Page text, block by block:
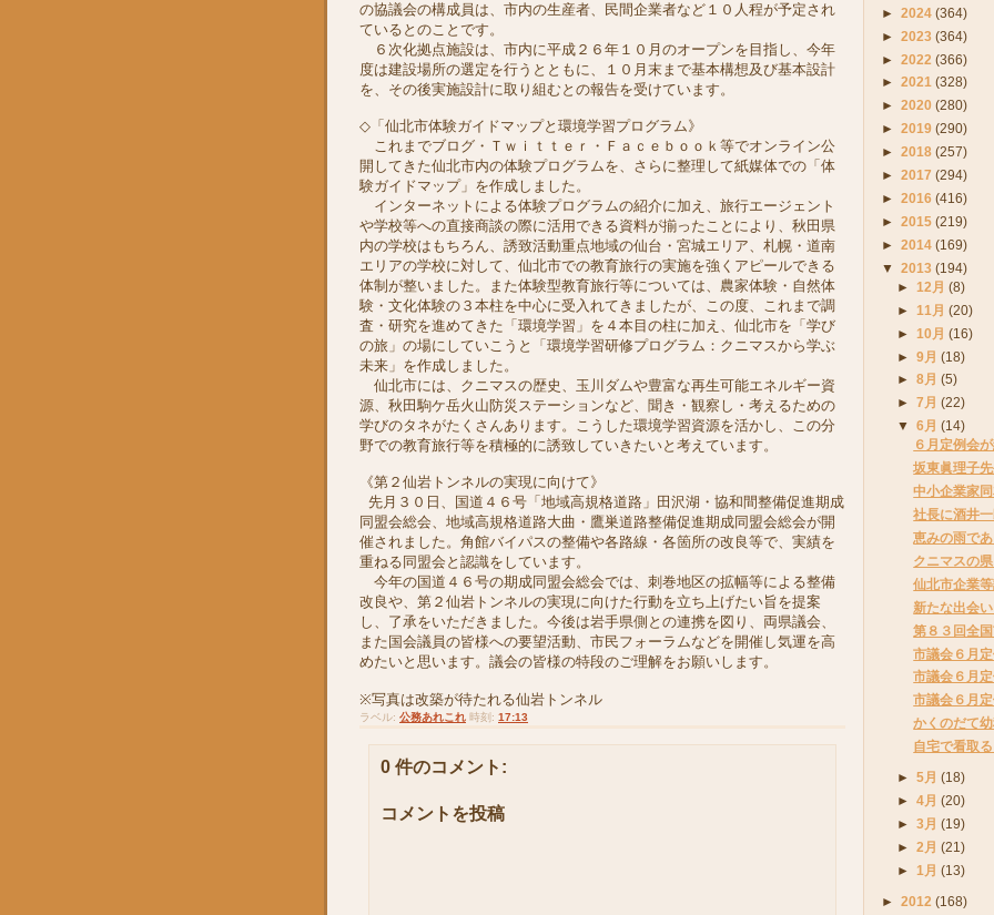
の協議会の構成員は、市内の生産者、民間企業者など１０人程が予定され
ているとのことです。
６次化拠点施設は、市内に平成２６年１０月のオープンを目指し、今年
度は建設場所の選定を行うとともに、１０月末まで基本構想及び基本設計
を、その後実施設計に取り組むとの報告を受けています。
◇「仙北市体験ガイドマップと環境学習プログラム》
これまでブログ・Ｔｗｉｔｔｅｒ・Ｆａｃｅｂｏｏｋ等でオンライン公
開してきた仙北市内の体験プログラムを、さらに整理して紙媒体での「体
験ガイドマップ」を作成しました。
インターネットによる体験プログラムの紹介に加え、旅行エージェント
や学校等への直接商談の際に活用できる資料が揃ったことにより、秋田県
内の学校はもちろん、誘致活動重点地域の仙台・宮城エリア、札幌・道南
エリアの学校に対して、仙北市での教育旅行の実施を強くアピールできる
体制が整いました。また体験型教育旅行等については、農家体験・自然体
験・文化体験の３本柱を中心に受入れてきましたが、この度、これまで調
査・研究を進めてきた「環境学習」を４本目の柱に加え、仙北市を「学び
の旅」の場にしていこうと「環境学習研修プログラム：クニマスから学ぶ
未来」を作成しました。
仙北市には、クニマスの歴史、玉川ダムや豊富な再生可能エネルギー資
源、秋田駒ケ岳火山防災ステーションなど、聞き・観察し・考えるための
学びのタネがたくさんあります。こうした環境学習資源を活かし、この分
野での教育旅行等を積極的に誘致していきたいと考えています。
《第２仙岩トンネルの実現に向けて》
先月３０日、国道４６号「地域高規格道路」田沢湖・協和間整備促進期成
同盟会総会、地域高規格道路大曲・鷹巣道路整備促進期成同盟会総会が開
催されました。角館バイパスの整備や各路線・各箇所の改良等で、実績を
重ねる同盟会と認識をしています。
今年の国道４６号の期成同盟会総会では、刺巻地区の拡幅等による整備
改良や、第２仙岩トンネルの実現に向けた行動を立ち上げたい旨を提案
し、了承をいただきました。今後は岩手県側との連携を図り、両県議会、
また国会議員の皆様への要望活動、市民フォーラムなどを開催し気運を高
めたいと思います。議会の皆様の特段のご理解をお願いします。
※写真は改築が待たれる仙岩トンネル
ラベル: 公務あれこれ 時刻: 17:13
0 件のコメント:
コメントを投稿
► 2024 (364)
► 2023 (364)
► 2022 (366)
► 2021 (328)
► 2020 (280)
► 2019 (290)
► 2018 (257)
► 2017 (294)
► 2016 (416)
► 2015 (219)
► 2014 (169)
▼ 2013 (194)
► 12月(8)
► 11月(20)
► 10月(16)
►9月(18)
►8月(5)
►7月(22)
▼6月(14)
６月定例会
坂東眞理子
中小企業家
社長に酒井
恵みの雨で
クニマスの
仙北市企業
新たな出会
第８３回全
市議会６月
市議会６月
市議会６月
かくのだて
自宅で看取
►5月(18)
►4月(20)
►3月(19)
►2月(21)
► 1月(13)
► 2012 (168)